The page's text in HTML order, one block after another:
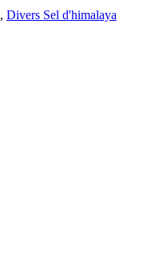
, Divers Sel d'himalaya